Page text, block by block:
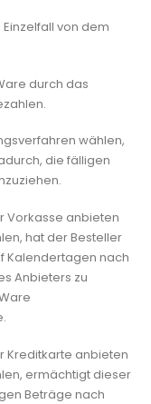
von dem
durch das
wählen,
die fälligen
Vorkasse anbieten
hat der Besteller
Kalendertagen nach
Anbieters zu
Kreditkarte anbieten
ermächtigt dieser
Beträge nach